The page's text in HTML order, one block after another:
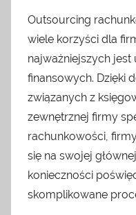
Outsourcing
wiele korzyści dla
najważniejszych
finansowych. Dzięki
związanych z
zewnętrznej firmy
rachunkowości,
się na swojej
konieczności
skomplikowane